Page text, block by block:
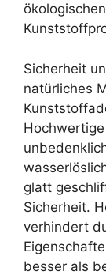
Sicherheit
natürliches
glatt
Sicherheit.
verhindert
besser als